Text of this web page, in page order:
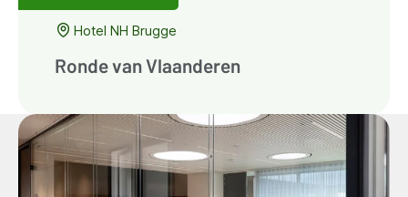
Hotel NH Brugge
Ronde van Vlaanderen